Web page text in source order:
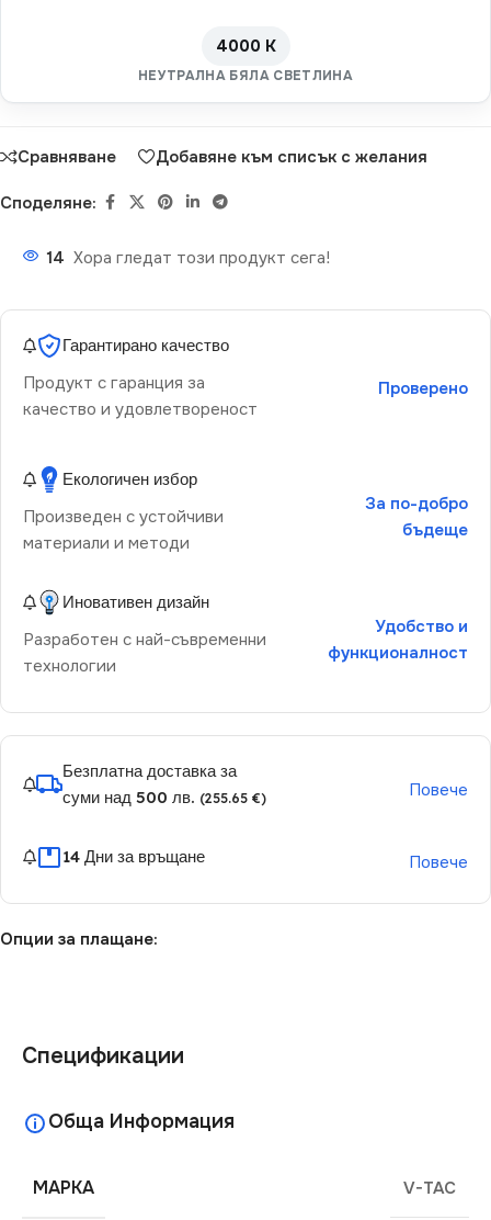
4000 K
НЕУТРАЛНА БЯЛА СВЕТЛИНА
Сравняване Добавяне към списък с желания
Споделяне:
14 Хора гледат този продукт сега!
Гарантирано качество
Продукт с гаранция за
качество и удовлетвореност
Проверено
Екологичен избор
Произведен с устойчиви
материали и методи
За по-добро
бъдеще
Иновативен дизайн
Разработен с най-съвременни
технологии
Удобство и
функционалност
Безплатна доставка за
суми над 500 лв. (255.65 €) Повече
14 Дни за връщане Повече
Опции за плащане:
Спецификации
Обща Информация
МАРКА V-TAC